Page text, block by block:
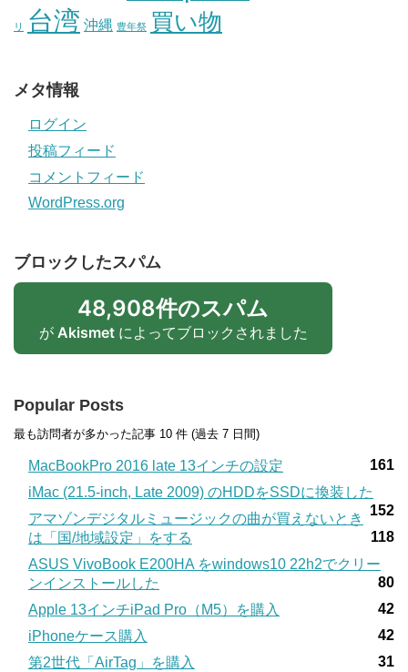
リ 台湾 沖縄 豊年祭 買い物
メタ情報
ログイン
投稿フィード
コメントフィード
WordPress.org
ブロックしたスパム
48,908件のスパム
が Akismetによってブロックされました
Popular Posts
最も訪問者が多かった記事 10 件 (過去 7 日間)
MacBookPro 2016 late 13インチの設定
161
iMac (21.5-inch, Late 2009) のHDDをSSDに換装した
152
アマゾンデジタルミュージックの曲が買えないとき
は「国/地域設定」をする
118
ASUS VivoBook E200HA をwindows10 22h2でクリー
ンインストールした
80
Apple 13インチiPad Pro（M5）を購入
42
iPhoneケース購入
42
第2世代「AirTag」を購入
31